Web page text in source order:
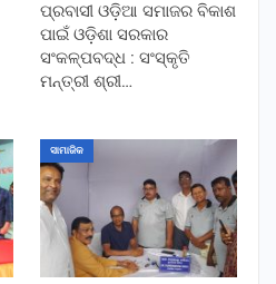
ପ୍ରବାସୀ ଓଡ଼ିଆ ସମାଜର ବିକାଶ
ପାଇଁ ଓଡ଼ିଶା ସରକାର
ସଂକଳ୍ପବଦ୍ଧ : ସଂସ୍କୃତି
ମନ୍ତ୍ରୀ ଶ୍ରୀ…
ସାମାଜିକ